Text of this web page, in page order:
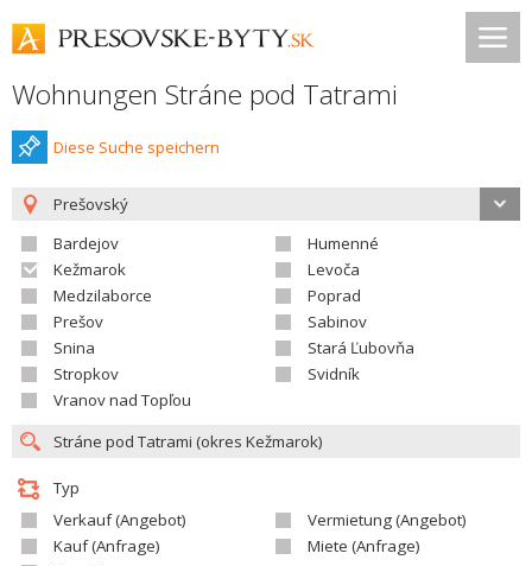
Wohnungen Stráne pod Tatrami
Diese Suche speichern
Prešovský
Bardejov
Humenné
Kežmarok
Levoča
Medzilaborce
Poprad
Prešov
Sabinov
Snina
Stará Ľubovňa
Stropkov
Svidník
Vranov nad Topľou
Typ
Verkauf (Angebot)
Vermietung (Angebot)
Kauf (Anfrage)
Miete (Anfrage)